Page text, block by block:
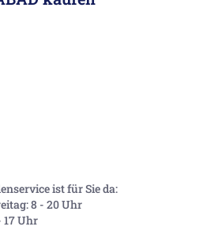
ist für Sie da:
8 - 20 Uhr
17 Uhr